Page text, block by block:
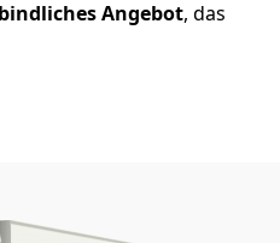
Angebot, das